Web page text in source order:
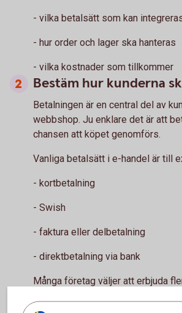
- vilka betalsätt som kan
- hur order och lager ska hanteras
- vilka kostnader som tillkommer
Bestäm hur kunderna
Betalningen är en central del av
webbshop. Ju enklare det är att
chansen att köpet genomförs.
Vanliga betalsätt i e-handel är till
- kortbetalning
- Swish
- faktura eller delbetalning
- direktbetalning via bank
Många företag väljer att erbjuda